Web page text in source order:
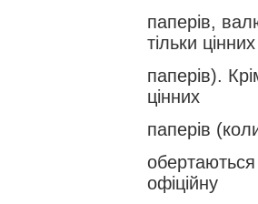
паперів,
тільки цінних
паперів).
цінних
паперів
офіційну